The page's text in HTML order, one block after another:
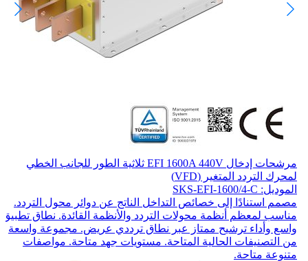
مرشحات إدخال EFI 1600A 440V ثلاثية الطور للجانب الخطي
لمحرك التردد المتغير (VFD)
الموديل: SKS-EFI-1600/4-C
مصمم استنادًا إلى خصائص التداخل الناتج عن دوائر محول التردد.
مناسب لمعظم أنظمة محولات التردد والأنظمة القائدة. نطاق تطبيق
واسع وأداء ترشيح ممتاز عبر نطاق ترددي عريض. مجموعة واسعة
من التصنيفات الحالية المتاحة. مستويات جهد متاحة. مواصفات
متنوعة متاحة.